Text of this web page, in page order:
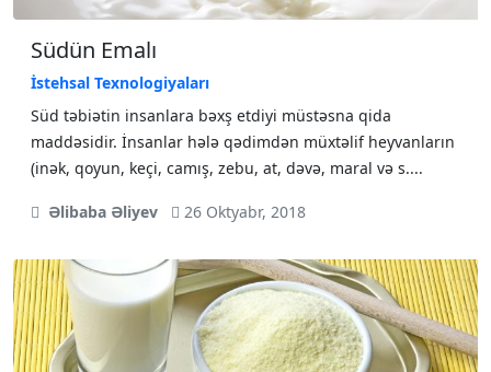
Südün Emalı
İstehsal Texnologiyaları
Süd təbiətin insanlara bəxş etdiyi müstəsna qida
maddəsidir. İnsanlar hələ qədimdən müxtəlif heyvanların
(inək, qoyun, keçi, camış, zebu, at, dəvə, maral və s....
Əlibaba Əliyev 26 Oktyabr, 2018